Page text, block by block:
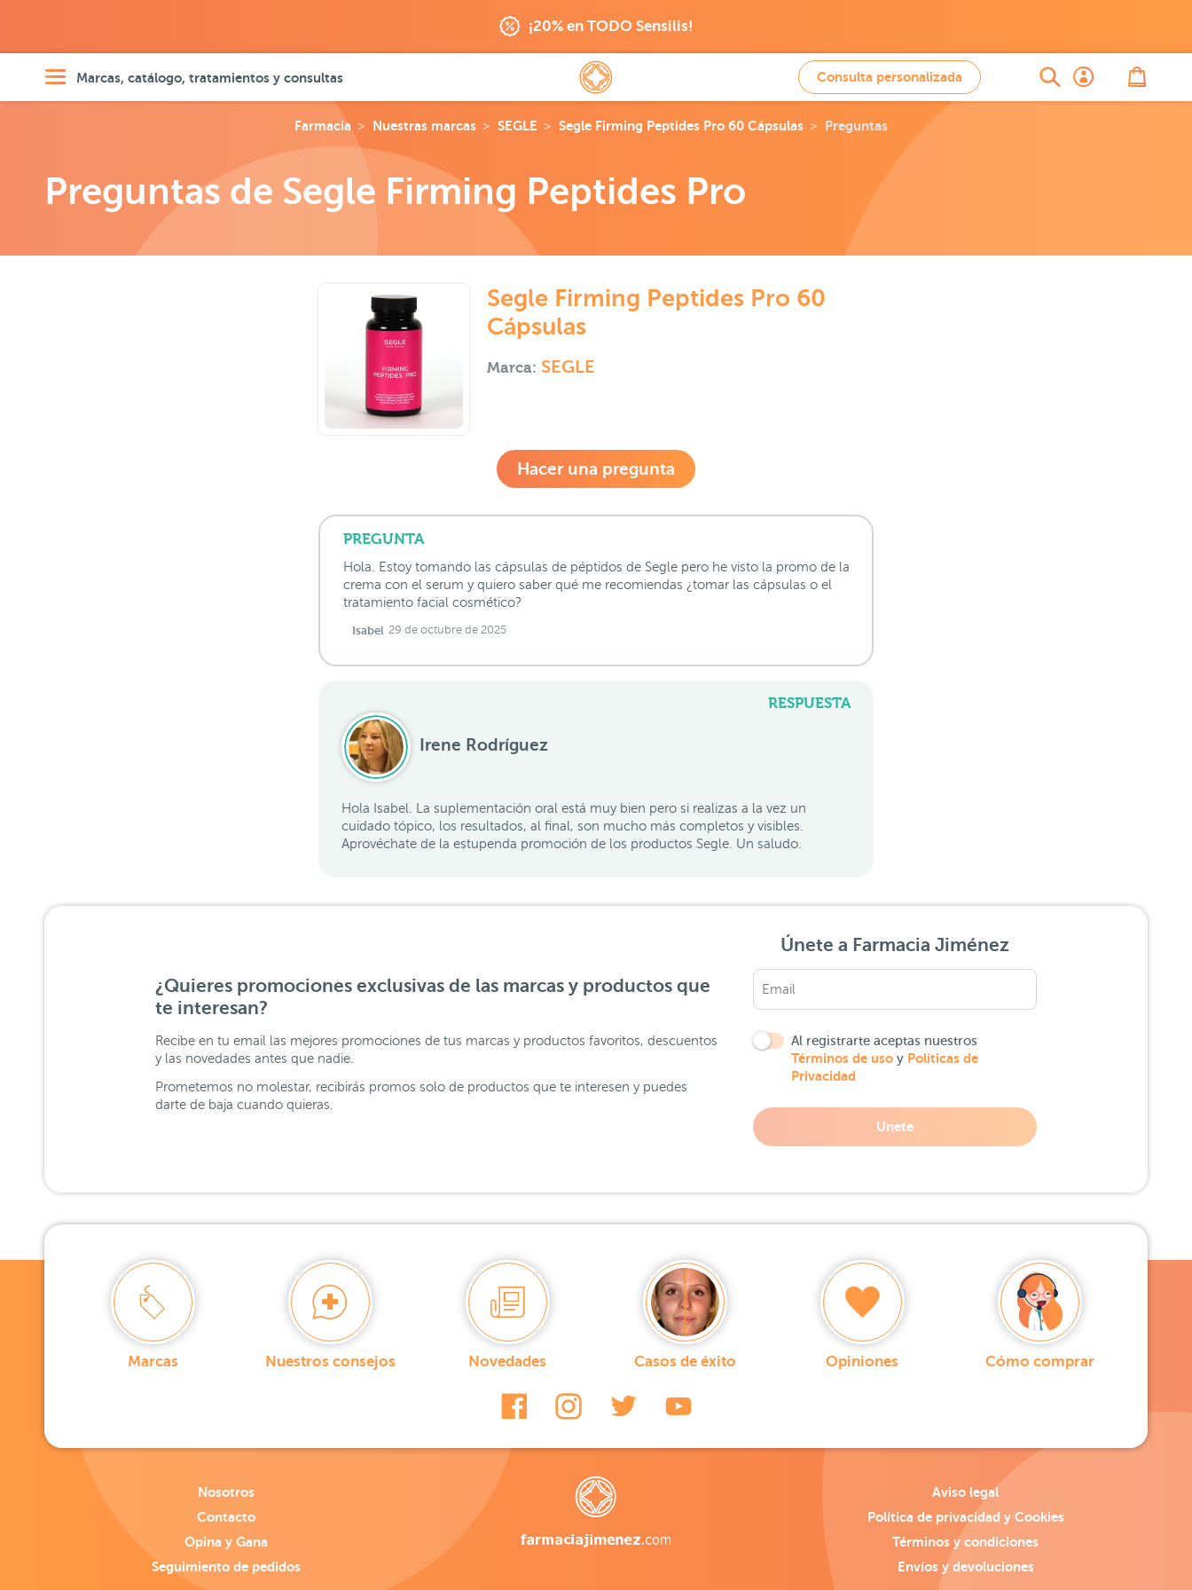
¡20% en TODO Sensilis!
Marcas, catálogo, tratamientos y consultas Consulta personalizada
Farmacia Nuestras marcas SEGLE Segle Firming Peptides Pro 60 Cápsulas Preguntas
Preguntas de Segle Firming Peptides Pro
Segle Firming Peptides Pro 60
Cápsulas
Marca: SEGLE
Hacer una pregunta
PREGUNTA
Hola. Estoy tomando las cápsulas de péptidos de Segle pero he visto la promo de la
crema con el serum y quiero saber qué me recomiendas ¿tomar las cápsulas o el
tratamiento facial cosmético?
Isabel 29 de octubre de 2025
RESPUESTA
Hola Isabel. La suplementación oral está muy bien pero si realizas a la vez un
cuidado tópico, los resultados, al final, son mucho más completos y visibles.
Aprovéchate de la estupenda promoción de los productos Segle. Un saludo.
Irene Rodríguez
¿Quieres promociones exclusivas de las marcas y productos que
te interesan?
Recibe en tu email las mejores promociones de tus marcas y productos favoritos, descuentos
y las novedades antes que nadie.
Prometemos no molestar, recibirás promos solo de productos que te interesen y puedes
darte de baja cuando quieras.
Únete a Farmacia Jiménez
Al registrarte aceptas nuestros
Términos de uso y Políticas de
Privacidad
Unete
Marcas Nuestros consejos Novedades Casos de éxito Opiniones Cómo comprar
Nosotros
Contacto
Opina y Gana
Seguimiento de pedidos
Aviso legal
Política de privacidad y Cookies
Términos y condiciones
Envíos y devoluciones